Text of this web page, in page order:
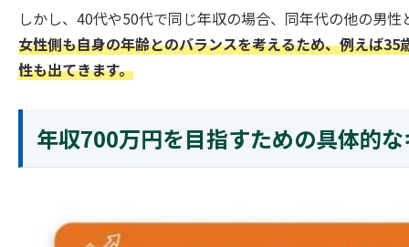
しかし、40代や50代で同じ年収の場合、同年代の他の男
女性側も自身の年齢とのバランスを考えるため、例えば
性も出てきます。
年収700万円を目指すための具体的